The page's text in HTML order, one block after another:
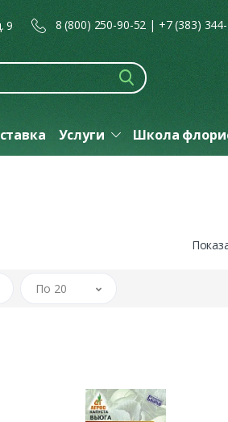
9 8 (800) 250-90-52 | +7 (383)
Услуги Школа
По 20